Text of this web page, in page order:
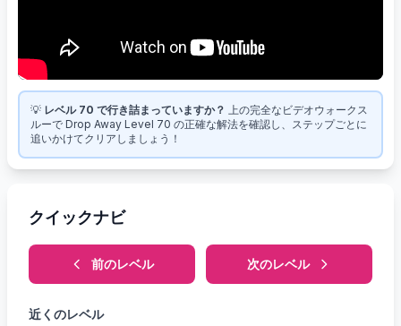
💡 レベル 70 で行き詰まっていますか？
上の完全なビデオウォークス
ルーで Drop Away Level 70 の正確な解法を確認し、ステップごとに
追いかけてクリアしましょう！
クイックナビ
前のレベル 次のレベル
近くのレベル